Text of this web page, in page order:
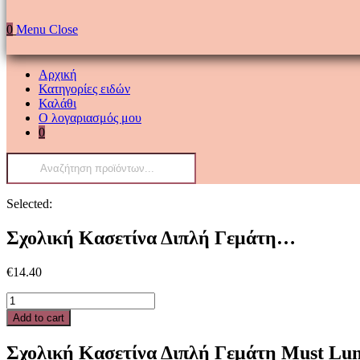
0 Menu Close
Αρχική
Κατηγορίες ειδών
Καλάθι
Ο λογαριασμός μου
0
Products
Selected:
Σχολική Κασετίνα Διπλή Γεμάτη…
€14.40
Σχολική
Κασετίνα
Διπλή
Must
Add to cart
Σχολική Κασετίνα Διπλή Γεμάτη Must